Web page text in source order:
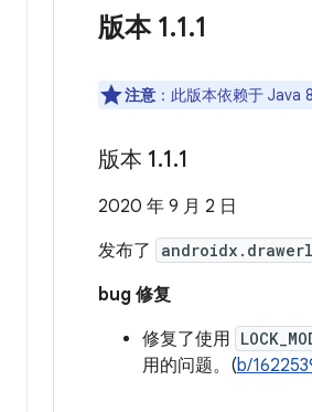
版本 1.1.1
注意 ：此版本依赖于 Java
版本 1.1.1
2020 年 9 月 2 日
发布了
bug 修复
修复了使用
用的问题。(b/